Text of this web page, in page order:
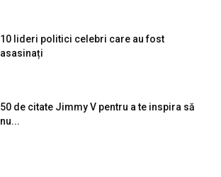
10 lideri politici celebri care au fost
asasinați
50 de citate Jimmy V pentru a te inspira să
nu...